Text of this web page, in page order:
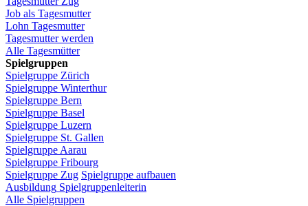
Job als Tagesmutter
Lohn Tagesmutter
Tagesmutter werden
Alle Tagesmütter
Spielgruppen
Spielgruppe Zürich
Spielgruppe Winterthur
Spielgruppe Bern
Spielgruppe Basel
Spielgruppe Luzern
Spielgruppe St. Gallen
Spielgruppe Aarau
Spielgruppe Fribourg
Spielgruppe Zug Spielgruppe aufbauen
Ausbildung Spielgruppenleiterin
Alle Spielgruppen